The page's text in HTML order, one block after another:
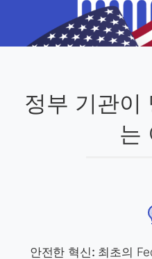
정부 기관이
는
안전한 혁신: 최초의